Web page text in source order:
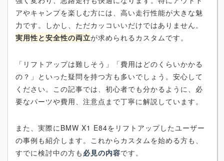
アやキャンプを楽しむ方には、高い走行性能が大きな魅
力です。しかし、ただカッコいいだけではありません。
実用性と安全性の両立が求められるカスタムです。
「リフトアップは難しそう」「費用はどのくらいかかる
の？」といった疑問を持つ方も多いでしょう。安心して
ください。この記事では、初心者でも分かるように、必
要なパーツや費用、注意点まで丁寧に解説しています。
また、実際にBMW X1 E84をリフトアップしたユーザー
の事例も紹介します。これからカスタムを始める方も、
すでに検討中の方も 必見の内容です。